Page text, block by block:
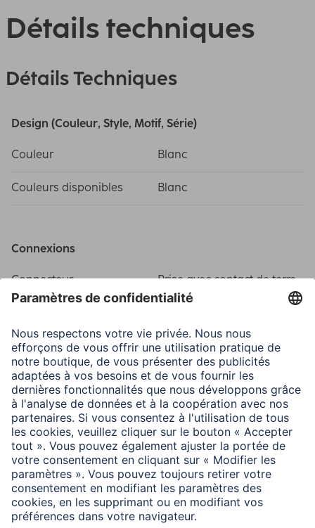
Détails techniques
Détails Techniques
Design (Couleur, Style, Motif, Série)
Couleur Blanc
Couleurs disponibles Blanc
Connexions
Connecteur Prise avec contact de terre
Propriétés spécifiques
Alimentation 250 V
Caractéristiques
principales
16 A
Charge maximale 3680 W
Type de câble H05VV-F3G1,5